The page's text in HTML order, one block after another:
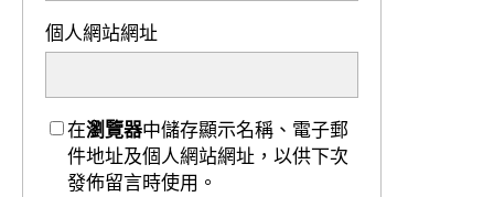
個人網站網址
在瀏覽器中儲存顯示名稱、電子郵
件地址及個人網站網址，以供下次
發佈留言時使用。